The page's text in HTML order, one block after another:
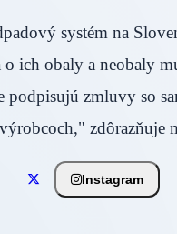
systém na
ich obaly a neobaly
podpisujú zmluvy so
výrobcoch,"
Instagram